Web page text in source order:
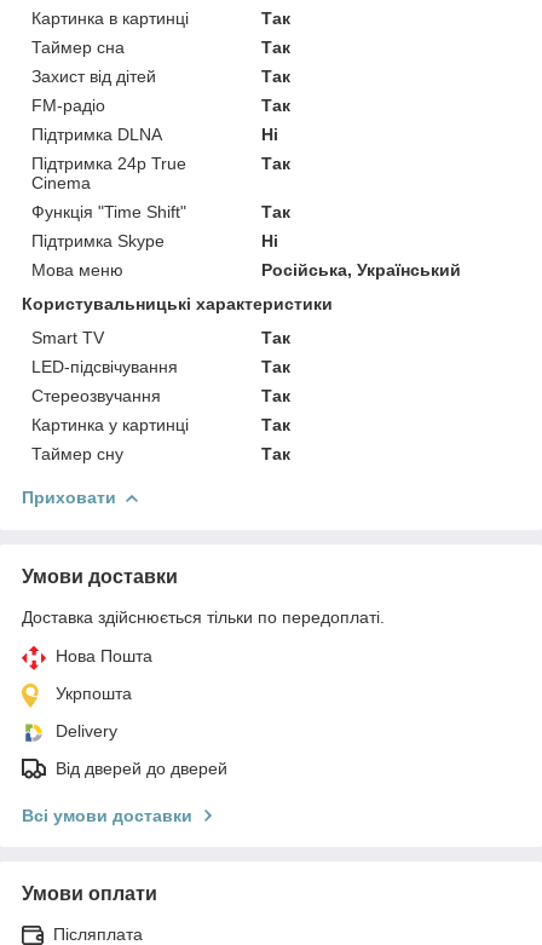
Картинка в картинці
Так
Таймер сна
Так
Захист від дітей
Так
FM-радіо
Так
Підтримка DLNA
Ні
Підтримка 24p True
Cinema
Так
Функція "Time Shift"
Так
Підтримка Skype
Ні
Мова меню
Російська, Український
Користувальницькі характеристики
Smart TV
Так
LED-підсвічування
Так
Стереозвучання
Так
Картинка у картинці
Так
Таймер сну
Так
Приховати
Умови доставки
Доставка здійснюється тільки по передоплаті.
Нова Пошта
Укрпошта
Delivery
Від дверей до дверей
Всі умови доставки
Умови оплати
Післяплата